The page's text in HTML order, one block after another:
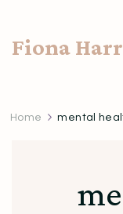
Fiona
Home mental